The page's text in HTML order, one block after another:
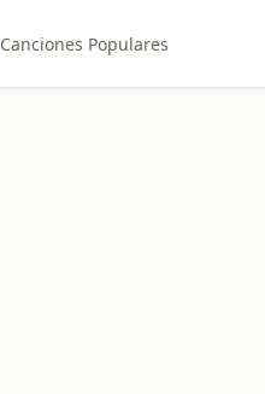
Canciones Populares